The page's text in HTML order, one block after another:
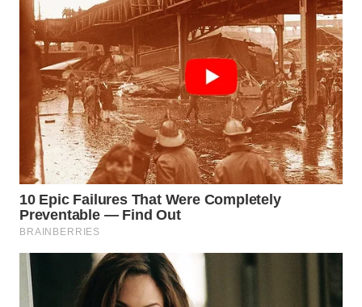
CIANJUR
WN
KEPULAUAN
SERIBU
WN
TANGERANG
WN
BINJAI